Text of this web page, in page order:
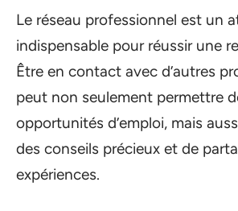
Le réseau professionnel est un
indispensable pour réussir une
Être en contact avec d’autres
peut non seulement permettre
opportunités d’emploi, mais
des conseils précieux et de
expériences.